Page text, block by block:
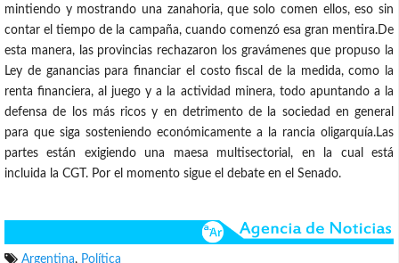
mintiendo y mostrando una zanahoria, que solo comen ellos, eso sin
contar el tiempo de la campaña, cuando comenzó esa gran mentira.De
esta manera, las provincias rechazaron los gravámenes que propuso la
Ley de ganancias para financiar el costo fiscal de la medida, como la
renta financiera, al juego y a la actividad minera, todo apuntando a la
defensa de los más ricos y en detrimento de la sociedad en general
para que siga sosteniendo económicamente a la rancia oligarquía.Las
partes están exigiendo una maesa multisectorial, en la cual está
incluida la CGT. Por el momento sigue el debate en el Senado.
Argentina, Política